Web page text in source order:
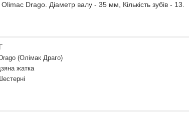
Drago. Діаметр валу - 35 мм, Кількість зубів - 13.
(Олімак Драго)
жатка